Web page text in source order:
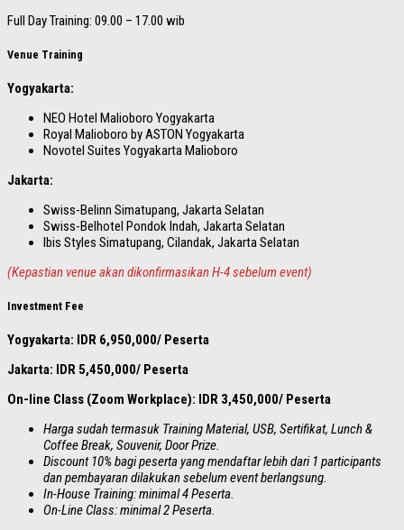
Full Day Training: 09.00 – 17.00 wib
Venue Training
Yogyakarta:
NEO Hotel Malioboro Yogyakarta
Royal Malioboro by ASTON Yogyakarta
Novotel Suites Yogyakarta Malioboro
Jakarta:
Swiss-Belinn Simatupang, Jakarta Selatan
Swiss-Belhotel Pondok Indah, Jakarta Selatan
Ibis Styles Simatupang, Cilandak, Jakarta Selatan
(Kepastian venue akan dikonfirmasikan H-4 sebelum event)
Investment Fee
Yogyakarta: IDR 6,950,000/ Peserta
Jakarta: IDR 5,450,000/ Peserta
On-line Class (Zoom Workplace): IDR 3,450,000/ Peserta
Harga sudah termasuk Training Material, USB, Sertifikat, Lunch &
Coffee Break, Souvenir, Door Prize.
Discount 10% bagi peserta yang mendaftar lebih dari 1 participants
dan pembayaran dilakukan sebelum event berlangsung.
In-House Training: minimal 4 Peserta.
On-Line Class: minimal 2 Peserta.